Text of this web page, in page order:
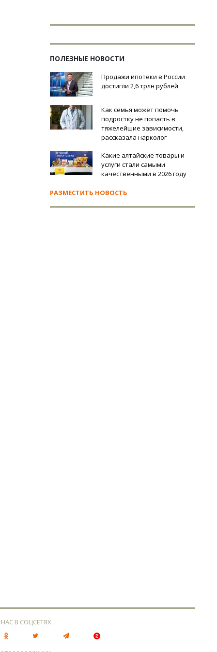
ПОЛЕЗНЫЕ НОВОСТИ
Продажи ипотеки в России
достигли 2,6 трлн рублей
Как семья может помочь
подростку не попасть в
тяжелейшие зависимости,
рассказала нарколог
Какие алтайские товары и
услуги стали самыми
качественными в 2026 году
РАЗМЕСТИТЬ НОВОСТЬ
В СОЦСЕТЯХ